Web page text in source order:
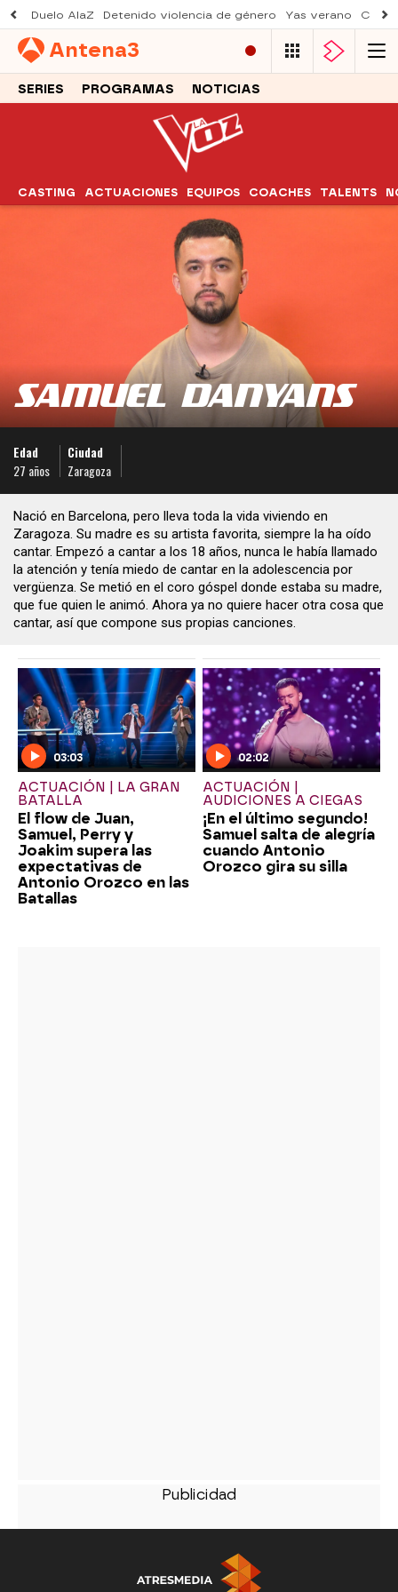
Duelo AlaZ Detenido violencia de género Yas verano
Antena3
SERIES PROGRAMAS NOTICIAS
CASTING ACTUACIONES EQUIPOS COACHES TALENTS
SAMUEL DANYANS
Edad
27 años
Ciudad
Zaragoza
Nació en Barcelona, pero lleva toda la vida viviendo en
Zaragoza. Su madre es su artista favorita, siempre la ha oído
cantar. Empezó a cantar a los 18 años, nunca le había llamado
la atención y tenía miedo de cantar en la adolescencia por
vergüenza. Se metió en el coro góspel donde estaba su madre,
que fue quien le animó. Ahora ya no quiere hacer otra cosa que
cantar, así que compone sus propias canciones.
03:03
ACTUACIÓN | LA GRAN
BATALLA
El flow de Juan,
Samuel, Perry y
Joakim supera las
expectativas de
Antonio Orozco en las
Batallas
02:02
ACTUACIÓN |
AUDICIONES A CIEGAS
¡En el último segundo!
Samuel salta de alegría
cuando Antonio
Orozco gira su silla